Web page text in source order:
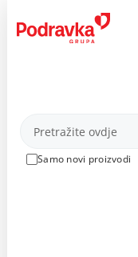
content
Samo novi proizvodi